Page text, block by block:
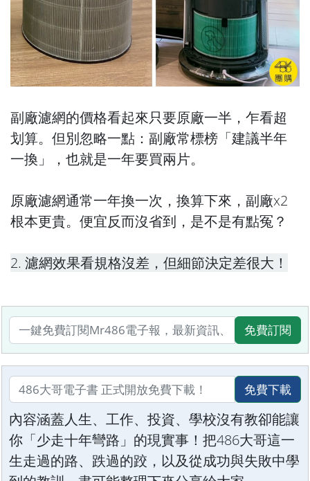
副廠濾網的價格看起來只要原廠一半，乍看超
划算。但別忽略一點：副廠常標榜「建議半年
一換」，也就是一年要買兩片。
原廠濾網通常一年換一次，換算下來，副廠x2
根本更貴。便宜反而沒省到，是不是有點冤？
2. 濾網效果看規格沒差，但細節決定差很大！
免費訂閱
免費下載
內容涵蓋人生、工作、投資、學校沒有教卻能讓
你「少走十年彎路」的現實事！把486大哥這一
生走過的路、跌過的跤，以及從成功與失敗中學